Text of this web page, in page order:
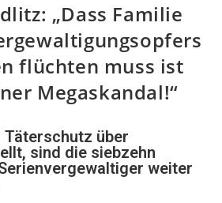
„Dass Familie
flüchten muss ist
Megaskandal!“
Täterschutz über
sind die siebzehn
weiter